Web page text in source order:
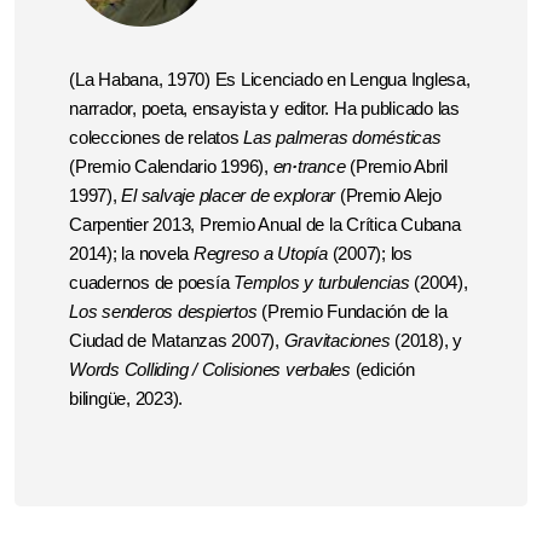
(La Habana, 1970) Es Licenciado en Lengua Inglesa,
narrador, poeta, ensayista y editor. Ha publicado las
colecciones de relatosLas palmeras domésticas
(Premio Calendario 1996), en·trance(Premio Abril
1997), El salvaje placer de explorar(Premio Alejo
Carpentier 2013, Premio Anual de la Crítica Cubana
2014); la novela Regreso a Utopía(2007); los
cuadernos de poesía Templos y turbulencias (2004),
Los senderos despiertos (Premio Fundación de la
Ciudad de Matanzas 2007), Gravitaciones (2018), y
Words Colliding / Colisiones verbales (edición
bilingüe, 2023).